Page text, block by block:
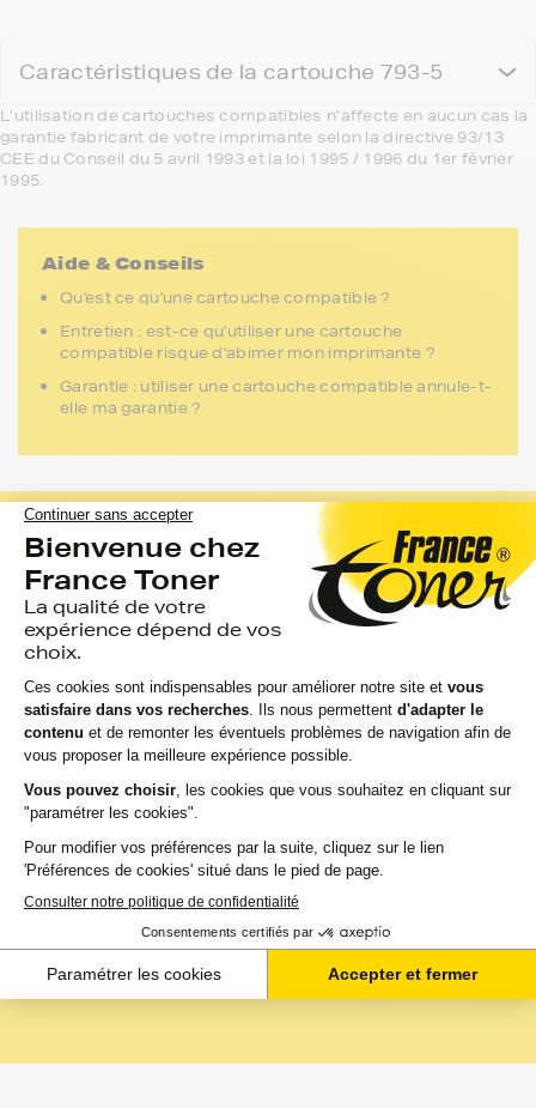
Caractéristiques de la cartouche 793-5
L’utilisation de cartouches compatibles n’affecte en aucun cas la
garantie fabricant de votre imprimante selon la directive 93/13
CEE du Conseil du 5 avril 1993 et la loi 1995 / 1996 du 1er février
1995.
4,7 / 5
Voir tous les avis
LES DERNIERS
AVIS SUR CET
3 avis qui le disent mieux que nous…
H
Hugues B.
4,0 / 5
16/09/2010
Même durée et qualité quasiment équivalente à
Aide & Conseils
Qu'est ce qu'une cartouche compatible ?
Entretien : est-ce qu'utiliser une cartouche
compatible risque d'abimer mon imprimante ?
Garantie : utiliser une cartouche compatible annule-t-
elle ma garantie ?